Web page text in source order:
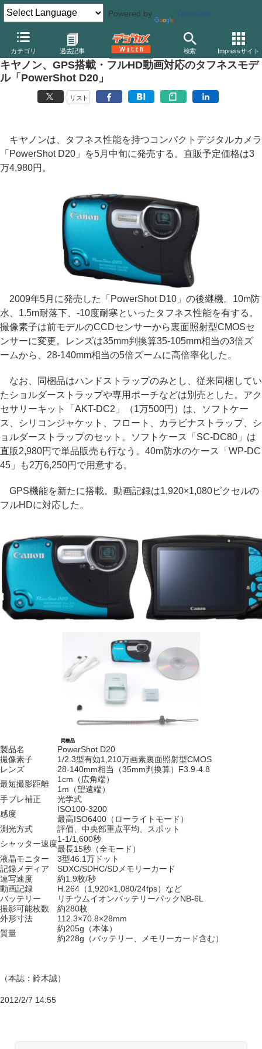
Powered by Translate
カテゴリ 過去記事 検索 Impressサイト
デジカメ Watch カメラ レンズ一体型（コンパクト）カメラ キ
キヤノン、GPS搭載・フルHD動画対応のタフネスモデ
ル「PowerShot D20」
リスト
キヤノンは、タフネス性能を持つコンパクトデジタルカメラ
「PowerShot D20」を5月中旬に発売する。直販予定価格は3
万4,980円。
2009年5月に発売した「PowerShot D10」の後継機。10m防
水、1.5m耐落下、-10度耐寒といったタフネス性能を有する。
撮像素子は前モデルのCCDセンサーから裏面照射型CMOSセ
ンサーに変更。レンズは35mm判換算35-105mm相当の3倍ズ
ームから、28-140mm相当の5倍ズームに高倍率化した。
なお、同梱品はハンドストラップのみとし、従来同梱してい
たショルダーストラップや専用ポーチなどは別売とした。アク
セサリーキット「AKT-DC2」（1万500円）は、ソフトケー
ス、シリコンジャケット、フロート、カラビナストラップ、シ
ョルダーストラップのセット。ソフトケース「SC-DC80」は
直販2,980円で単品販売も行なう。40m防水のケース「WP-DC
45」も2万6,250円で用意する。
GPS機能を新たに搭載。動画記録は1,920×1,080ピクセルの
フルHDに対応した。
同梱品
製品名
PowerShot D20
撮像素子
1/2.3型有効1,210万画素裏面照射型CMOS
レンズ
28-140mm相当（35mm判換算）F3.9-4.8
最短撮影距離
1cm（広角端）
1m（望遠端）
手ブレ補正
光学式
感度
ISO100-3200
最高ISO6400（ローライトモード）
測光方式
評価、中央部重点平均、スポット
シャッター速度1-1/1,600秒
最長15秒（全モード）
液晶モニター
3型46.1万ドット
記録メディア
SDXC/SDHC/SDメモリーカード
連写速度
約1.9枚/秒
動画記録
H.264（1,920×1,080/24fps）など
バッテリー
リチウムイオンバッテリーパックNB-6L
撮影可能枚数
約280枚
外形寸法
112.3×70.8×28mm
質量
約205g（本体）
約228g（バッテリー、メモリーカード含む）
（本誌：鈴木誠）
2012/2/7 14:55